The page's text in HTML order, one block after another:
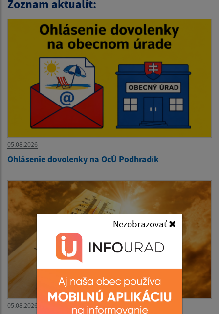
Nezobrazovať
Zoznam aktualít:
05.08.2026
Ohlásenie dovolenky na OcÚ Podhradík
05.08.2026